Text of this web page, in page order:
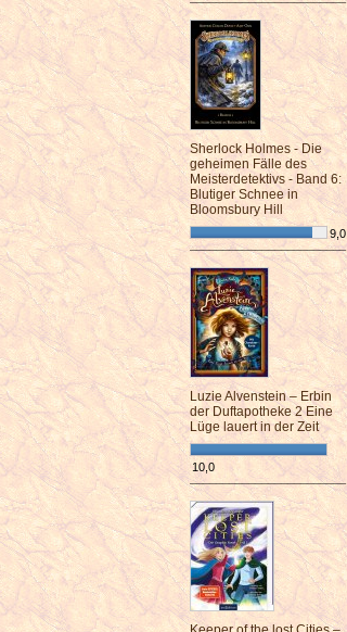
¯¯¯¯¯¯¯¯¯¯¯¯¯¯¯¯¯¯¯¯¯¯¯¯
Sherlock Holmes - Die
geheimen Fälle des
Meisterdetektivs - Band 6:
Blutiger Schnee in
Bloomsbury Hill
9,0
¯¯¯¯¯¯¯¯¯¯¯¯¯¯¯¯¯¯¯¯¯¯¯¯
Luzie Alvenstein – Erbin
der Duftapotheke 2 Eine
Lüge lauert in der Zeit
10,0
¯¯¯¯¯¯¯¯¯¯¯¯¯¯¯¯¯¯¯¯¯¯¯¯